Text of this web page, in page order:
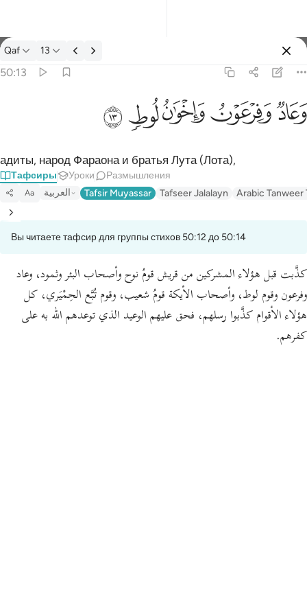
Тафсир: Qaf 50:13
Qaf 13
50:13
وَعَادٌۭ وَفِرْعَوْنُ وَإِخْوَٰنُ لُوطٍۢ ١٣
ﲳﲴﲵﲶﲷ
адиты, народ Фараона и братья Лута (Лота),
Тафсиры Уроки Размышления
Aa العربية Tafsir Muyassar Tafseer Jalalayn Arabic Tanweer
Вы читаете тафсир для группы стихов 50:12 до 50:14
كذَّبت قبل هؤلاء المشركين من قريش قومُ نوح وأصحاب البئر وثمود، وعاد
وفرعون وقوم لوط، وأصحاب الأيكة قومُ شعيب، وقوم تُبَّع الحِمْيَري، كل
هؤلاء الأقوام كذَّبوا رسلهم، فحق عليهم الوعيد الذي توعدهم الله به على
كفرهم.